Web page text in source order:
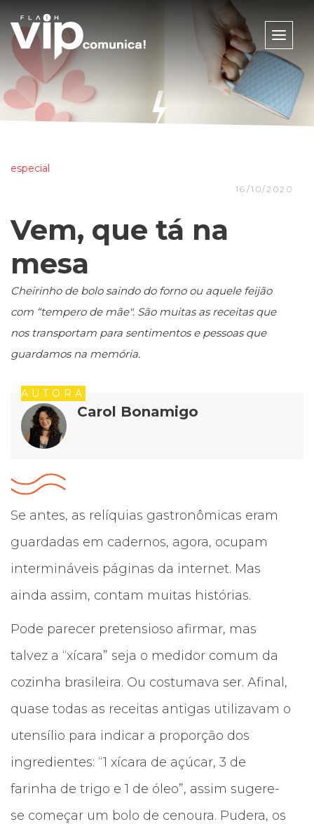
Toggle
especial
16/10/2020
Vem, que tá na
mesa
Cheirinho de bolo saindo do forno ou aquele feijão
com “tempero de mãe". São muitas as receitas que
nos transportam para sentimentos e pessoas que
guardamos na memória.
AUTORA
Carol Bonamigo
Se antes, as relíquias gastronômicas eram
guardadas em cadernos, agora, ocupam
intermináveis páginas da internet. Mas
ainda assim, contam muitas histórias.
Pode parecer pretensioso afirmar, mas
talvez a “xícara” seja o medidor comum da
cozinha brasileira. Ou costumava ser. Afinal,
quase todas as receitas antigas utilizavam o
utensílio para indicar a proporção dos
ingredientes: “1 xícara de açúcar, 3 de
farinha de trigo e 1 de óleo”, assim sugere-
se começar um bolo de cenoura. Pudera, os